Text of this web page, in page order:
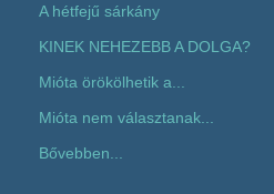
A hétfejű sárkány
KINEK NEHEZEBB A DOLGA?
Mióta örökölhetik a...
Mióta nem választanak...
Bővebben...